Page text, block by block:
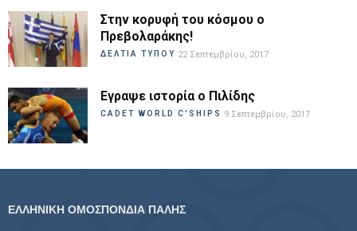
Στην κορυφή του κόσμου ο
Πρεβολαράκης!
ΔΕΛΤΙΑ ΤΥΠΟΥ 22 Σεπτεμβρίου, 2017
Εγραψε ιστορία ο Πιλίδης
CADET WORLD C'SHIPS 9 Σεπτεμβρίου, 2017
ΕΛΛΗΝΙΚΗ ΟΜΟΣΠΟΝΔΙΑ ΠΑΛΗΣ